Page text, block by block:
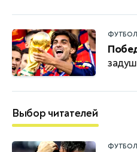
ФУТБОЛ
Выбор читателей
ФУТБОЛ